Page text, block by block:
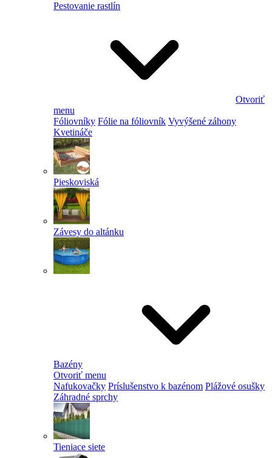
Pestovanie rastlín
Otvoriť
menu
Fóliovníky Fólie na fóliovník Vyvýšené záhony
Kvetináče
Pieskoviská
Závesy do altánku
Bazény
Otvoriť menu
Nafukovačky Príslušenstvo k bazénom Plážové osušky
Záhradné sprchy
Tieniace siete